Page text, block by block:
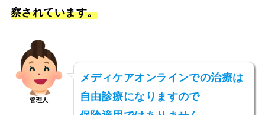
察されています。
管理人
メディケアオンラインでの治療は
自由診療になりますので